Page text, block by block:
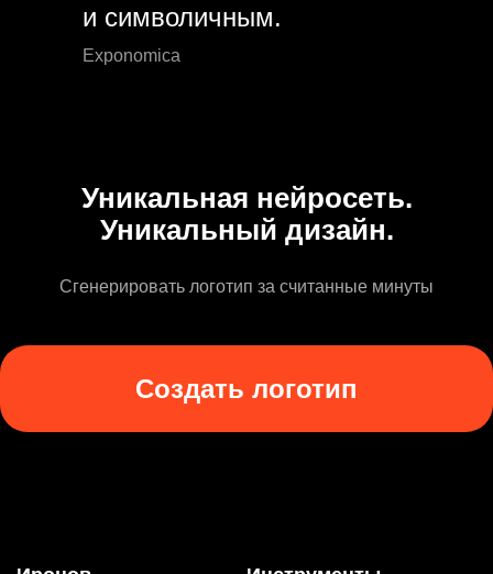
и символичным.
Exponomica
Уникальная нейросеть.
Уникальный дизайн.
Сгенерировать логотип за считанные минуты
Создать логотип